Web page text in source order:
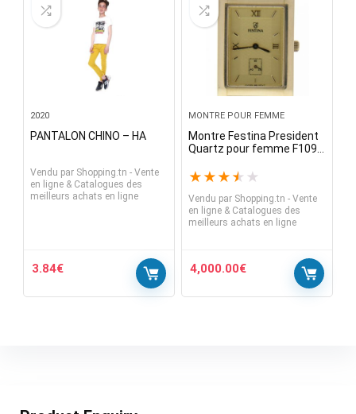
2020
PANTALON CHINO – HA
Vendu parShopping.tn - Vente
en ligne & Catalogues des
meilleurs achats en ligne
3.84€
MONTRE POUR FEMME
Montre Festina President
Quartz pour femme F109
certifiés)
★ ★ ★ ★ ★
Vendu parShopping.tn - Vente
en ligne & Catalogues des
meilleurs achats en ligne
4,000.00€